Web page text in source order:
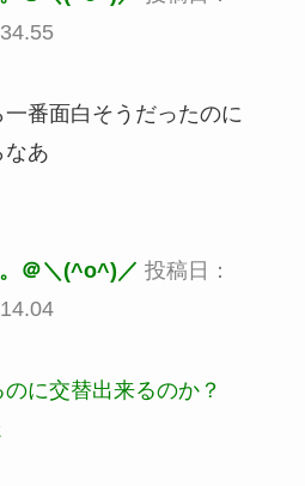
番面白そうだったのに
なあ
＠＼(^o^)／ 投稿日：
に交替出来るのか？